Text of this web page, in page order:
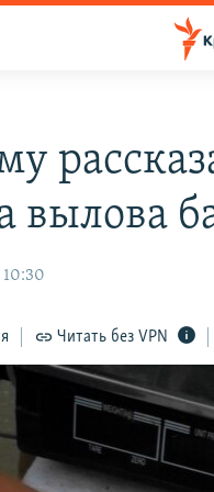
вылова
10:30
Читать без VPN